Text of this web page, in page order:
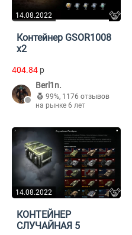
14.08.2022
Контейнер GSOR1008
x2
404.84 p
Berl1n.
99%, 1176 отзывов
на рынке 6 лет
14.08.2022
КОНТЕЙНЕР
СЛУЧАЙНАЯ 5